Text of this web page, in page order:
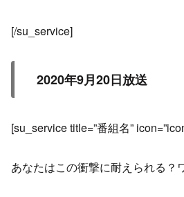
[/su_service]
2020年9月20日放送
[su_service title=”番組名”
あなたはこの衝撃に耐えられる？